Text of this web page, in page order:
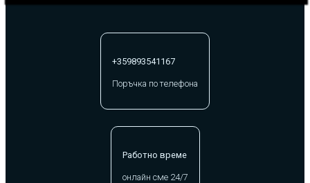
+359893541167
Поръчка по телефона
Работно време
онлайн сме 24/7